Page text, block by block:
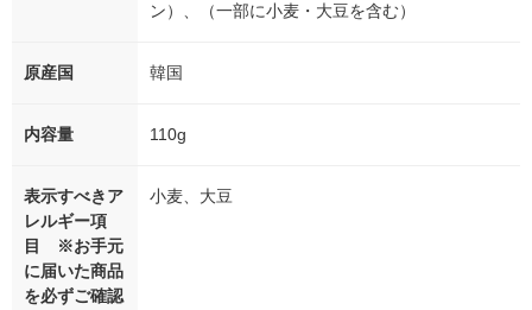
ン）、（一部に小麦・大豆を含む）
原産国 韓国
内容量 110g
表示すべきア
レルギー項
目 ※お手元
に届いた商品
を必ずご確認
小麦、大豆